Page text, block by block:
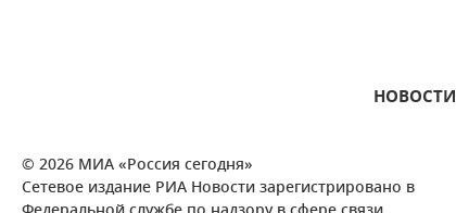
НОВОСТИ
© 2026 МИА «Россия сегодня»
Сетевое издание РИА Новости зарегистрировано в